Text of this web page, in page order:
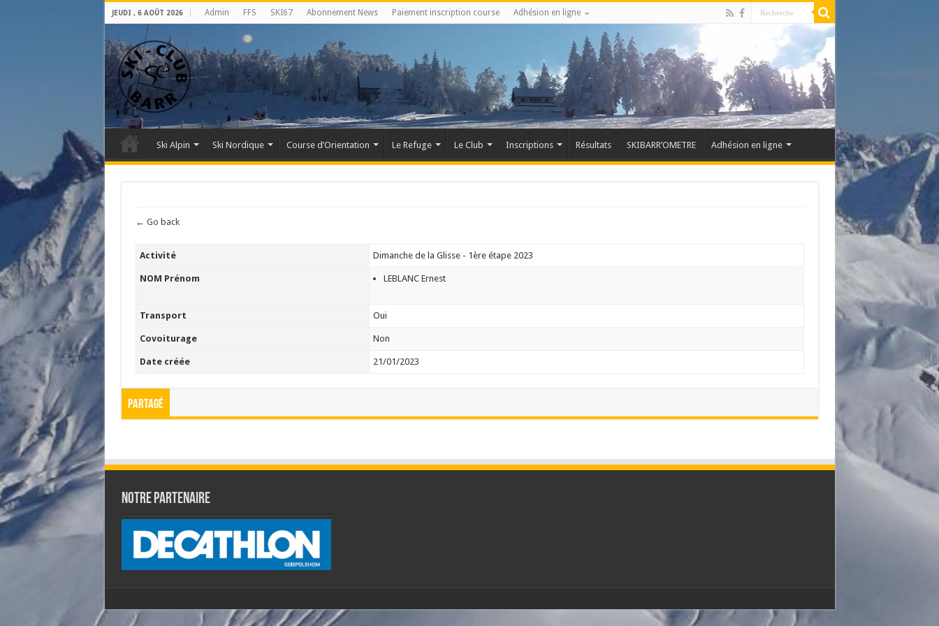
JEUDI , 6 AOÛT 2026 Admin FFS SKI67 Abonnement News Paiement inscription course Adhésion en ligne
Ski Alpin Ski Nordique Course d’Orientation Le Refuge Le Club Inscriptions Résultats SKIBARR’OMETRE Adhésion en ligne
← Go back
Activité Dimanche de la Glisse - 1ère étape 2023
NOM Prénom LEBLANC Ernest
Transport Oui
Covoiturage Non
Date créée 21/01/2023
Partagé
Notre partenaire